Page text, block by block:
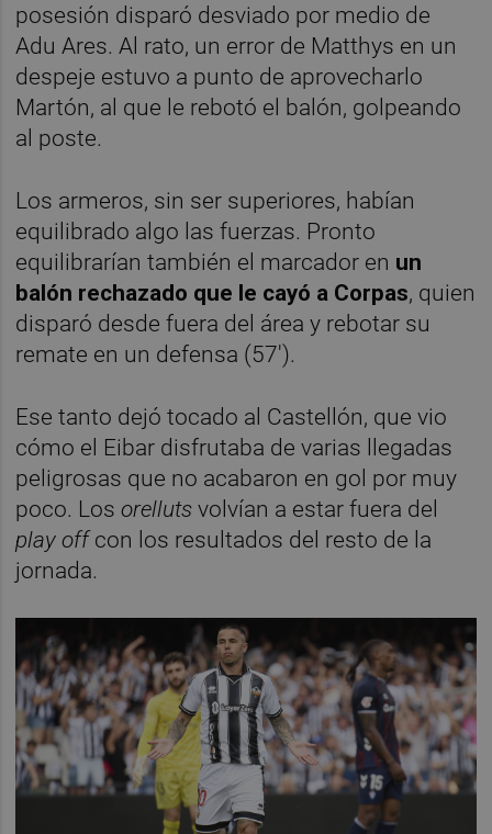
posesión disparó desviado por medio de
Adu Ares. Al rato, un error de Matthys en un
despeje estuvo a punto de aprovecharlo
Martón, al que le rebotó el balón, golpeando
al poste.
Los armeros, sin ser superiores, habían
equilibrado algo las fuerzas. Pronto
equilibrarían también el marcador en un
balón rechazado que le cayó a Corpas, quien
disparó desde fuera del área y rebotar su
remate en un defensa (57').
Ese tanto dejó tocado al Castellón, que vio
cómo el Eibar disfrutaba de varias llegadas
peligrosas que no acabaron en gol por muy
poco. Losorelluts volvían a estar fuera del
play offcon los resultados del resto de la
jornada.